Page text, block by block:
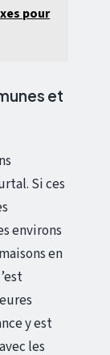
pour
et
Si ces
environs
en
y est
les